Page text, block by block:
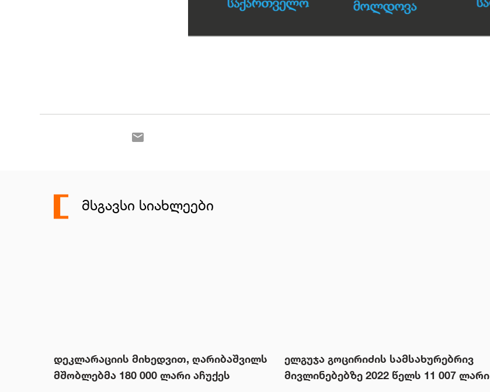
ᲛᲡᲒᲐᲕᲡᲘ ᲡᲘᲐᲮᲚᲔᲔᲑᲘ
დეკლარაციის მიხედვით, ღარიბაშვილს
მშობლებმა 180 000 ლარი აჩუქეს
ელგუჯა გოცირიძის სამსახურებრივ
მივლინებებზე 2022 წელს 11 007 ლარი